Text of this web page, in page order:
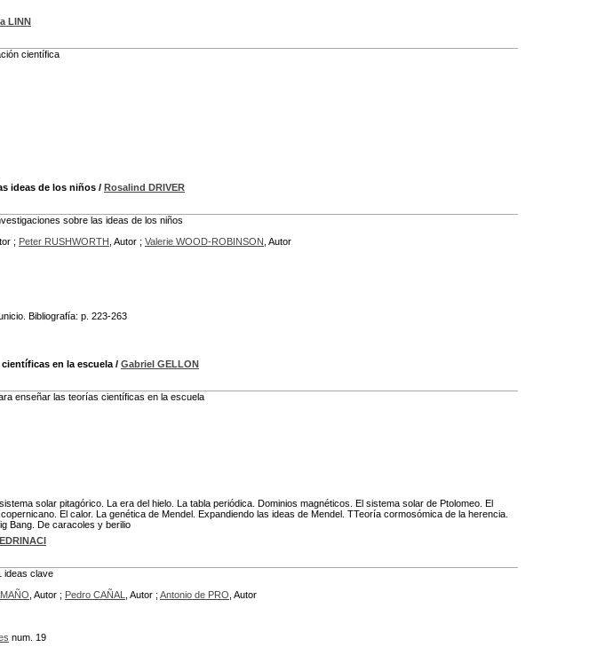
LINN
científica
ideas de los niños / Rosalind DRIVER
sobre las ideas de los niños
; Peter RUSHWORTH , Autor ; Valerie WOOD-ROBINSON , Autor
Bibliografía: p. 223-263
en la escuela / Gabriel GELLON
enseñar las teorías científicas en la escuela
solar pitagórico. La era del hielo. La tabla periódica. Dominios magnéticos. El sistema solar de Ptolomeo. El
El calor. La genética de Mendel. Expandiendo las ideas de Mendel. TTeoría cormosómica de la herencia.
Bang. De caracoles y berilio
ideas clave
, Autor ; Pedro CAÑAL , Autor ; Antonio de PRO , Autor
num. 19